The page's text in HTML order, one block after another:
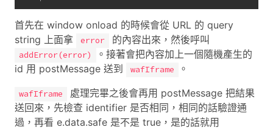
首先在 window onload 的時候會從 URL 的 query
string 上面拿
error 的內容出來，然後呼叫
addError(error)
。接著會把內容加上一個隨機產生的
id 用 postMessage 送到
wafIframe 。
wafIframe
處理完畢之後會再用 postMessage 把結果
送回來，先檢查 identifier 是否相同，相同的話驗證通
過，再看 e.data.safe 是不是 true，是的話就用